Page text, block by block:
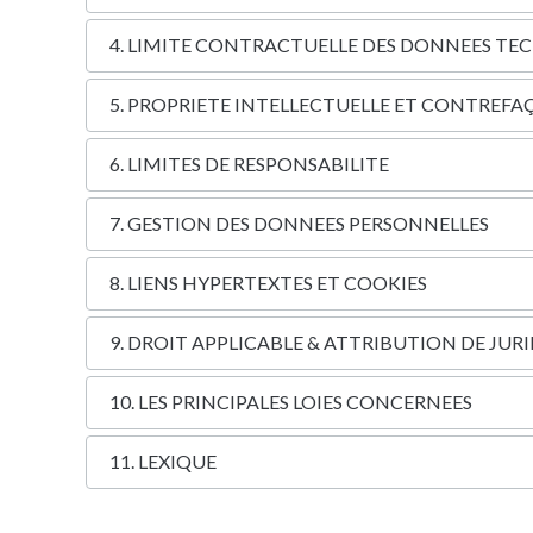
4. LIMITE CONTRACTUELLE DES DONNEES
5. PROPRIETE INTELLECTUELLE ET
6. LIMITES DE RESPONSABILITE
7. GESTION DES DONNEES PERSONNELLES
8. LIENS HYPERTEXTES ET COOKIES
9. DROIT APPLICABLE & ATTRIBUTION DE
10. LES PRINCIPALES LOIES CONCERNEES
11. LEXIQUE